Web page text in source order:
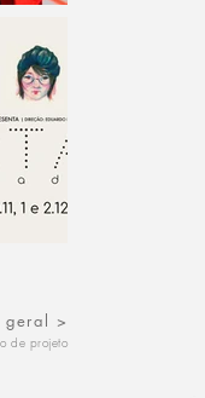
geral >
de projeto